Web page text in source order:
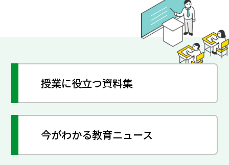
授業に役立つ資料集
今がわかる教育ニュース